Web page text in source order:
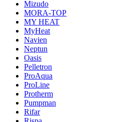
Mizudo
MORA-TOP
MY HEAT
MyHeat
Navien
Neptun
Oasis
Pelletron
ProAqua
ProLine
Protherm
Pumpman
Rifar